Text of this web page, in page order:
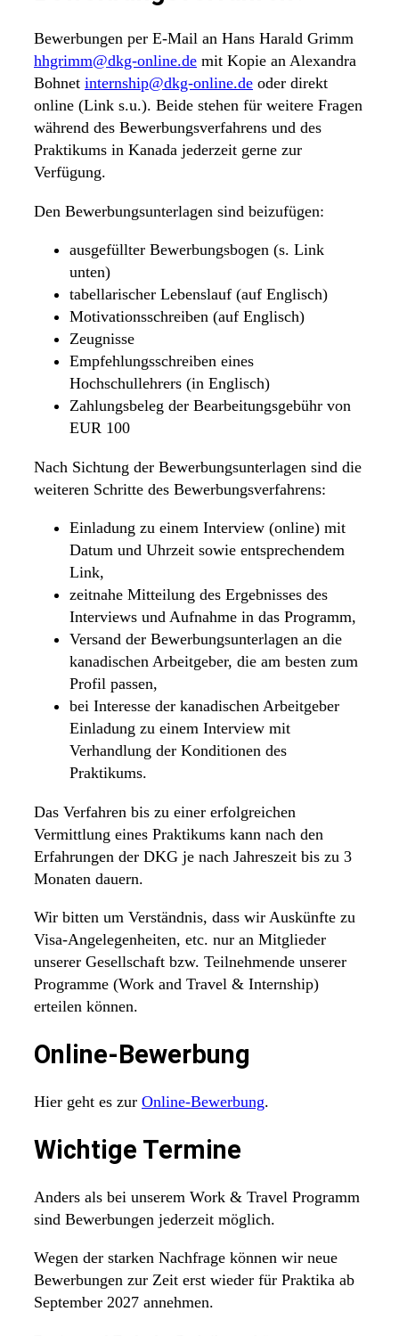
Bewerbungen per E-Mail an Hans Harald Grimm
hhgrimm@dkg-online.de mit Kopie an Alexandra
Bohnet internship@dkg-online.de oder direkt
online (Link s.u.). Beide stehen für weitere Fragen
während des Bewerbungsverfahrens und des
Praktikums in Kanada jederzeit gerne zur
Verfügung.
Den Bewerbungsunterlagen sind beizufügen:
ausgefüllter Bewerbungsbogen (s. Link
unten)
tabellarischer Lebenslauf (auf Englisch)
Motivationsschreiben (auf Englisch)
Zeugnisse
Empfehlungsschreiben eines
Hochschullehrers (in Englisch)
Zahlungsbeleg der Bearbeitungsgebühr von
EUR 100
Nach Sichtung der Bewerbungsunterlagen sind die
weiteren Schritte des Bewerbungsverfahrens:
Einladung zu einem Interview (online) mit
Datum und Uhrzeit sowie entsprechendem
Link,
zeitnahe Mitteilung des Ergebnisses des
Interviews und Aufnahme in das Programm,
Versand der Bewerbungsunterlagen an die
kanadischen Arbeitgeber, die am besten zum
Profil passen,
bei Interesse der kanadischen Arbeitgeber
Einladung zu einem Interview mit
Verhandlung der Konditionen des
Praktikums.
Das Verfahren bis zu einer erfolgreichen
Vermittlung eines Praktikums kann nach den
Erfahrungen der DKG je nach Jahreszeit bis zu 3
Monaten dauern.
Wir bitten um Verständnis, dass wir Auskünfte zu
Visa-Angelegenheiten, etc. nur an Mitglieder
unserer Gesellschaft bzw. Teilnehmende unserer
Programme (Work and Travel & Internship)
erteilen können.
Online-Bewerbung
Hier geht es zur Online-Bewerbung.
Wichtige Termine
Anders als bei unserem Work & Travel Programm
sind Bewerbungen jederzeit möglich.
Wegen der starken Nachfrage können wir neue
Bewerbungen zur Zeit erst wieder für Praktika ab
September 2027 annehmen.